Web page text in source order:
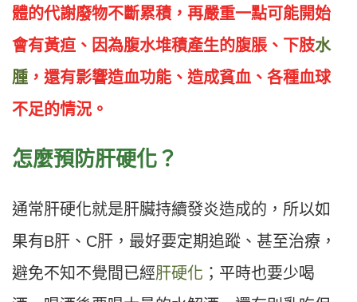
體的代謝廢物不斷累積，再嚴重一點可能開始
會有黃疸、因為腹水堆積產生的腹脹、下肢水
腫 ，還有影響造血功能、造成貧血、各種血球
不足的情況。
怎麼預防肝硬化？
通常肝硬化就是肝臟持續發炎造成的，所以如
果有B肝、C肝，最好要定期追蹤、甚至治療，
避免不知不覺間已經肝硬化 ；平時也要少喝